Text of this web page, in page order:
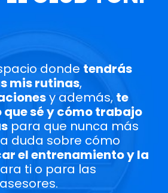
donde tendrás
mis rutinas,
y además, te
que sé y cómo trabajo
para que nunca más
duda sobre cómo
el entrenamiento y la
ti o para las